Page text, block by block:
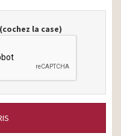
la case)